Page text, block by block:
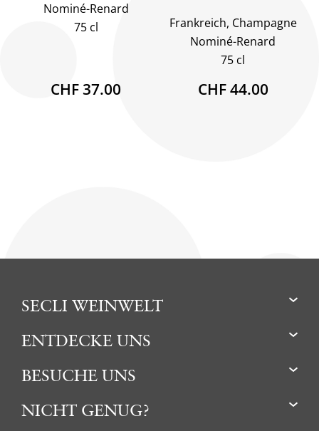
Nominé-Renard
75 cl
CHF 37.00
Frankreich, Champagne
Nominé-Renard
75 cl
CHF 44.00
SECLI WEINWELT
ENTDECKE UNS
BESUCHE UNS
NICHT GENUG?